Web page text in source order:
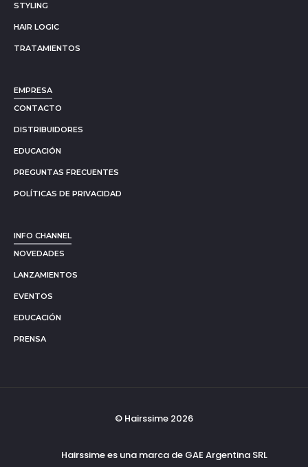
STYLING
HAIR LOGIC
TRATAMIENTOS
EMPRESA
CONTACTO
DISTRIBUIDORES
EDUCACIÓN
PREGUNTAS FRECUENTES
POLÍTICAS DE PRIVACIDAD
INFO CHANNEL
NOVEDADES
LANZAMIENTOS
EVENTOS
EDUCACIÓN
PRENSA
© Hairssime 2026
Hairssime es una marca de GAE Argentina SRL